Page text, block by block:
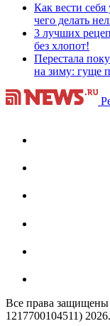
Как вести себя
чего делать
3 лучших
без хлопот!
Перестала
на зиму: гуще
Все права
1217700104511) 2026.